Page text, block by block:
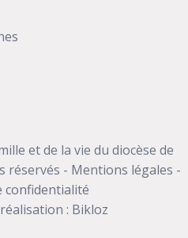
et de la vie du diocèse de
réservés - Mentions légales -
confidentialité
: Bikloz